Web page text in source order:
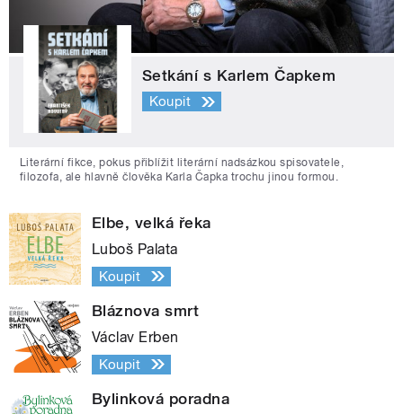
Setkání s Karlem Čapkem
Koupit
Literární fikce, pokus přiblížit literární nadsázkou spisovatele,
filozofa, ale hlavně člověka Karla Čapka trochu jinou formou.
Elbe, velká řeka
Luboš Palata
Koupit
Bláznova smrt
Václav Erben
Koupit
Bylinková poradna